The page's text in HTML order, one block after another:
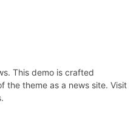
This demo is crafted
the theme as a news site. Visit